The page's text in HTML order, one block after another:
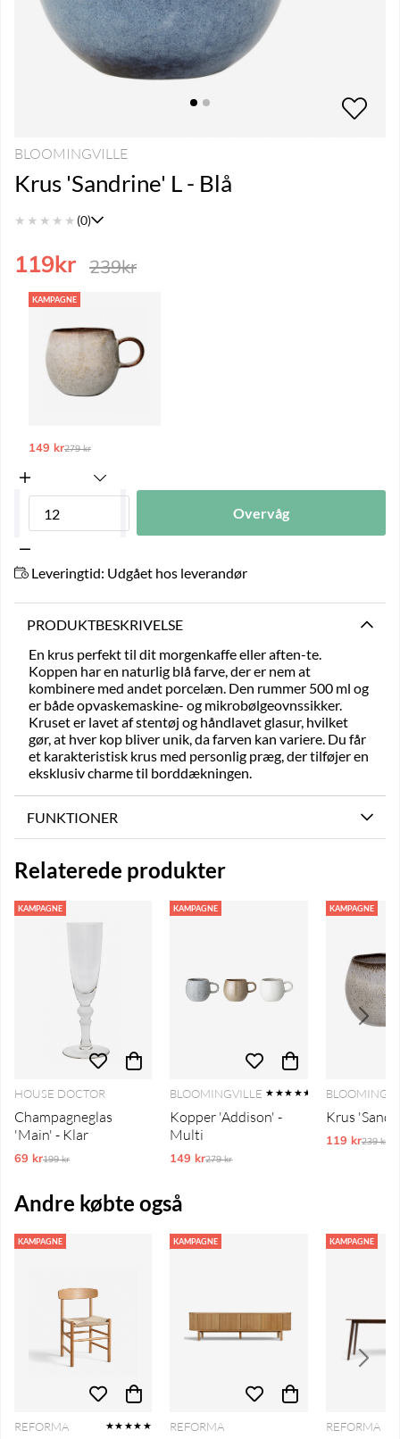
BLOOMINGVILLE
Krus 'Sandrine' L - Blå
★ ★ ★ ★ ★ (0)
239kr
119kr
KAMPAGNE
149 krOrdinarie pris:
279 kr
Overvåg
Leveringtid: Udgået hos leverandør
PRODUKTBESKRIVELSE
En krus perfekt til dit morgenkaffe eller aften-te.
Koppen har en naturlig blå farve, der er nem at
kombinere med andet porcelæn. Den rummer 500 ml og
er både opvaskemaskine- og mikrobølgeovnssikker.
Kruset er lavet af stentøj og håndlavet glasur, hvilket
gør, at hver kop bliver unik, da farven kan variere. Du får
et karakteristisk krus med personlig præg, der tilføjer en
eksklusiv charme til borddækningen.
FUNKTIONER
Relaterede produkter
KAMPAGNE
HOUSE DOCTOR
Champagneglas
'Main' - Klar
69 krOrdinarie pris:
199 kr
KAMPAGNE
BLOOMINGVILLE ★★★★★
Kopper 'Addison' -
Multi
149 krOrdinarie pris:
279 kr
KAMPAGNE
Krus
119 kr239 kr
Andre købte også
KAMPAGNE
REFORMA ★★★★★
KAMPAGNE
REFORMA
KAMPAGNE
REFORMA